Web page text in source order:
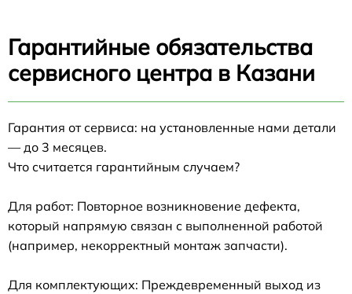
Гарантийные обязательства
сервисного центра в Казани
Гарантия от сервиса: на установленные нами детали
— до 3 месяцев.
Что считается гарантийным случаем?
Для работ: Повторное возникновение дефекта,
который напрямую связан с выполненной работой
(например, некорректный монтаж запчасти).
Для комплектующих: Преждевременный выход из